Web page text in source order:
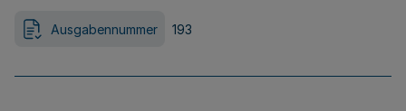
Ausgabennummer 193